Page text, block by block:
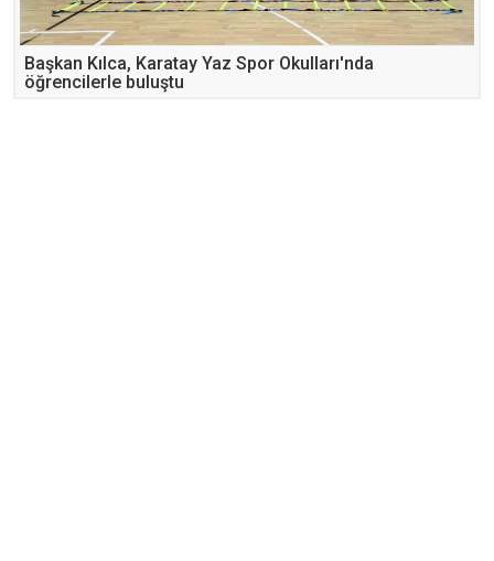
Başkan Kılca, Karatay Yaz Spor Okulları'nda
öğrencilerle buluştu